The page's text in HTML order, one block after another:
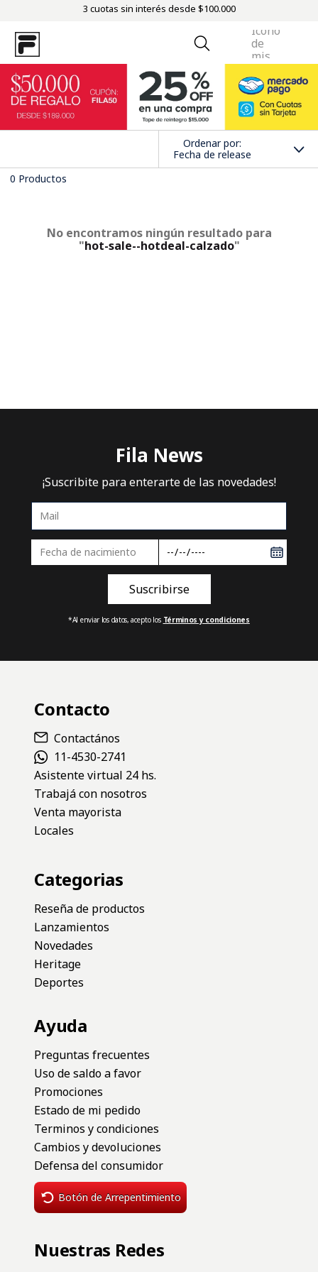
3 cuotas sin interés desde $100.000
Ordenar por
Fecha de release
0 Productos
No encontramos ningún resultado para
"hot-sale--hotdeal-calzado"
Fila News
¡Suscribite para enterarte de las novedades!
*Al enviar los datos, acepto los Términos y condiciones
Contacto
Contactános
11-4530-2741
Asistente virtual 24 hs.
Trabajá con nosotros
Venta mayorista
Locales
Categorias
Reseña de productos
Lanzamientos
Novedades
Heritage
Deportes
Ayuda
Preguntas frecuentes
Uso de saldo a favor
Promociones
Estado de mi pedido
Terminos y condiciones
Cambios y devoluciones
Defensa del consumidor
Botón de Arrepentimiento
Nuestras Redes